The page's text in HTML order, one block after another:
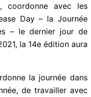
avec les
Day – la Journée
– le dernier jour de
la 14e édition
la journée dans
de travailler avec